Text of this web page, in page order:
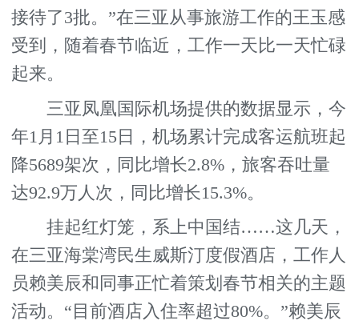
接待了3批。”在三亚从事旅游工作的王玉感
受到，随着春节临近，工作一天比一天忙碌
起来。
三亚凤凰国际机场提供的数据显示，今
年1月1日至15日，机场累计完成客运航班起
降5689架次，同比增长2.8%，旅客吞吐量
达92.9万人次，同比增长15.3%。
挂起红灯笼，系上中国结……这几天，
在三亚海棠湾民生威斯汀度假酒店，工作人
员赖美辰和同事正忙着策划春节相关的主题
活动。“目前酒店入住率超过80%。”赖美辰